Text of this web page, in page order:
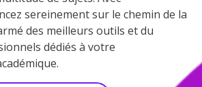
sereinement sur le chemin de la
des meilleurs outils et du
dédiés à votre